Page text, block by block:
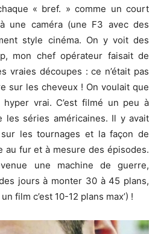
« bref. » comme un court
une caméra (une F3 avec des
style cinéma. On y voit des
mon chef opérateur faisait de
vraies découpes : ce n’était pas
sur les cheveux ! On voulait que
vrai. C’est filmé un peu à
les séries américaines. Il y avait
les tournages et la façon de
au fur et à mesure des épisodes.
une machine de guerre,
jours à monter 30 à 45 plans,
film c’est 10-12 plans max’) !